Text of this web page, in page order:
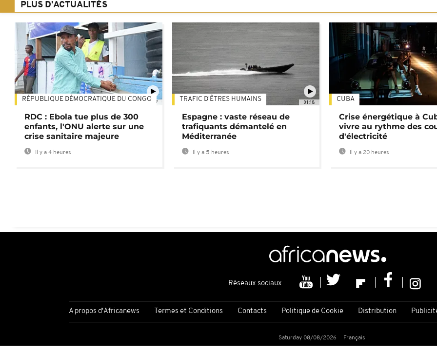
PLUS D'ACTUALITÉS
01:47
RÉPUBLIQUE DÉMOCRATIQUE DU CONGO
RDC : Ebola tue plus de 300
enfants, l'ONU alerte sur une
crise sanitaire majeure
Il y a 4 heures
01:18
TRAFIC D'ÊTRES HUMAINS
Espagne : vaste réseau de
trafiquants démantelé en
Méditerranée
Il y a 5 heures
CUBA
Crise énergétique à
vivre au rythme des
d'électricité
Il y a 20 heures
Réseaux sociaux
A propos d'Africanews Termes et Conditions Contacts Politique de Cookie Distribution
Saturday 08/08/2026